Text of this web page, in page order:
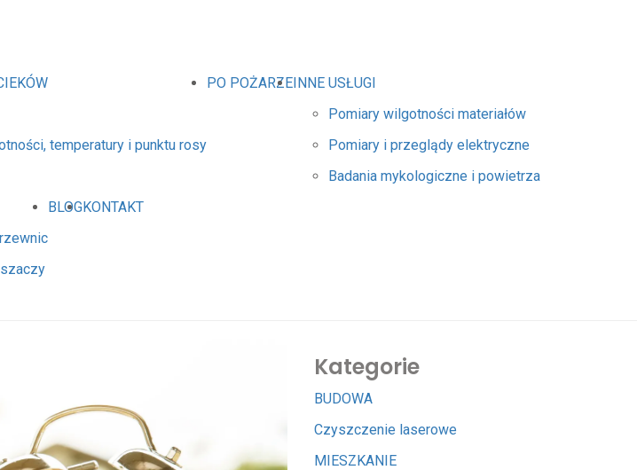
temperatury i punktu rosy
PO POŻARZEINNE USŁUGI
Pomiary wilgotności materiałów
Pomiary i przeglądy elektryczne
Badania mykologiczne i powietrza
BLOGKONTAKT
Kategorie
BUDOWA
Czyszczenie laserowe
MIESZKANIE